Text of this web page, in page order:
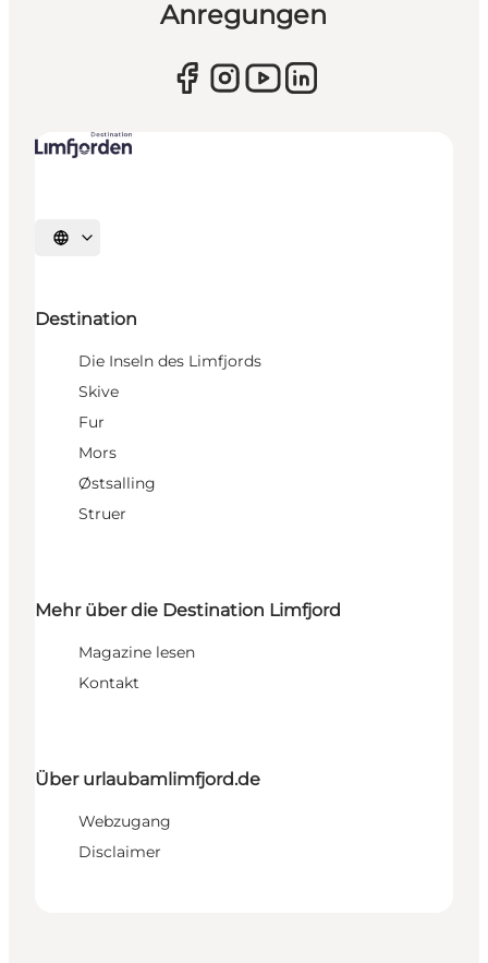
Anregungen
Sprache auswählen
Destination
Die Inseln des Limfjords
Skive
Fur
Mors
Østsalling
Struer
Mehr über die Destination Limfjord
Magazine lesen
Kontakt
Über urlaubamlimfjord.de
Webzugang
Disclaimer